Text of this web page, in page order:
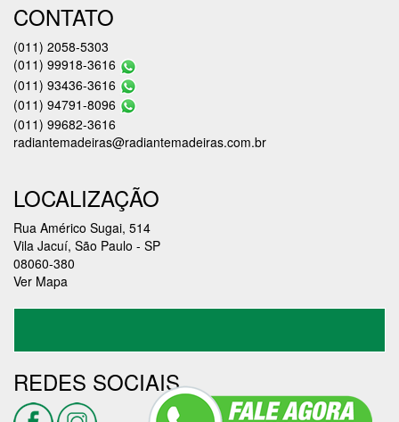
CONTATO
(011) 2058-5303
(011) 99918-3616
(011) 93436-3616
(011) 94791-8096
(011) 99682-3616
radiantemadeiras@radiantemadeiras.com.br
LOCALIZAÇÃO
Rua Américo Sugai, 514
Vila Jacuí, São Paulo - SP
08060-380
Ver Mapa
REDES SOCIAIS